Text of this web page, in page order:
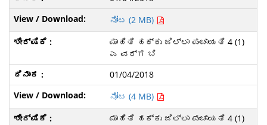
ನೋಟ (2 MB)
ಮಾಹಿತಿ ಹಕ್ಕು ಜಿಲ್ಲಾ ಪಂಚಾಯತಿ 4 (1)
ಎ ವರ್ಗ ಬಿ
01/04/2018
ನೋಟ (4 MB)
ಮಾಹಿತಿ ಹಕ್ಕು ಜಿಲ್ಲಾ ಪಂಚಾಯತಿ 4 (1)